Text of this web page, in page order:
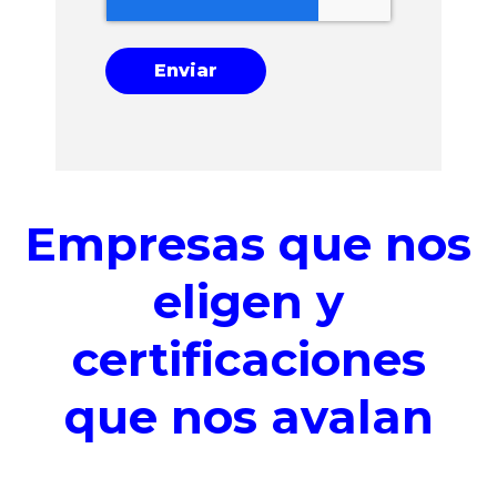
Empresas que nos
eligen y
certificaciones
que nos avalan